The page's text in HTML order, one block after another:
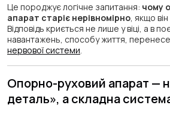
Це породжує логічне запитання: чому
апарат старіє нерівномірно , якщо
Відповідь криється не лише у віці, а в
навантажень, способу життя,
нервової системи
Опорно-руховий апарат —
деталь», а складна